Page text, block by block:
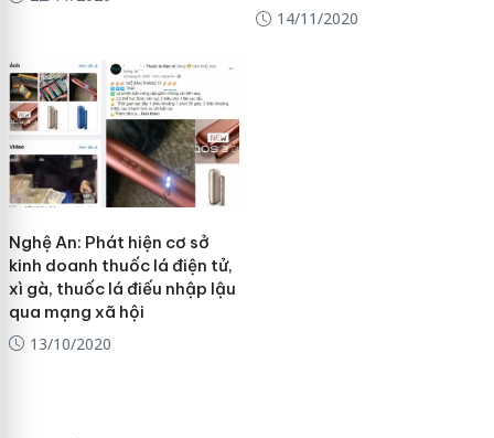
14/11/2020
Nghệ An: Phát hiện cơ sở
kinh doanh thuốc lá điện tử,
xì gà, thuốc lá điếu nhập lậu
qua mạng xã hội
13/10/2020